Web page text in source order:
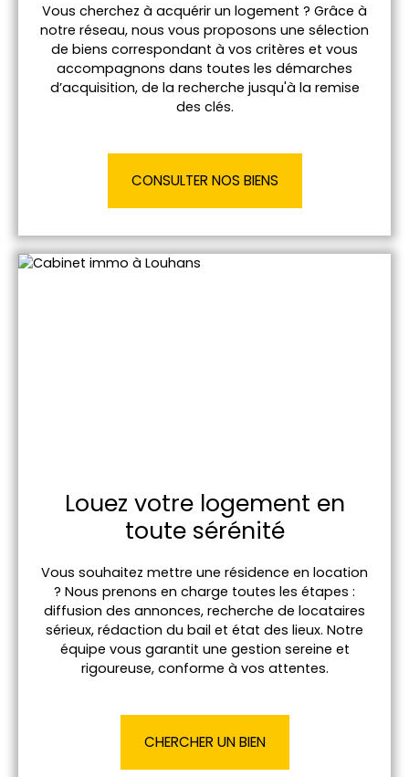
Vous cherchez à acquérir un logement ? Grâce à
notre réseau, nous vous proposons une sélection
de biens correspondant à vos critères et vous
accompagnons dans toutes les démarches
d’acquisition, de la recherche jusqu'à la remise
des clés.
CONSULTER NOS BIENS
Louez votre logement en
toute sérénité
Vous souhaitez mettre une résidence en location
? Nous prenons en charge toutes les étapes :
diffusion des annonces, recherche de locataires
sérieux, rédaction du bail et état des lieux. Notre
équipe vous garantit une gestion sereine et
rigoureuse, conforme à vos attentes.
CHERCHER UN BIEN